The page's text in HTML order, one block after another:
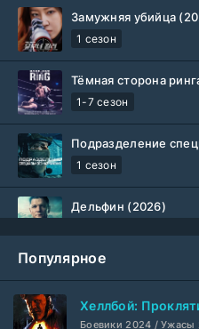
Замужняя убийца
1 сезон
Тёмная сторона
1-7 сезон
1 сезон
Дельфин (2026)
Популярное
Хеллбой:
Боевики 2024 /